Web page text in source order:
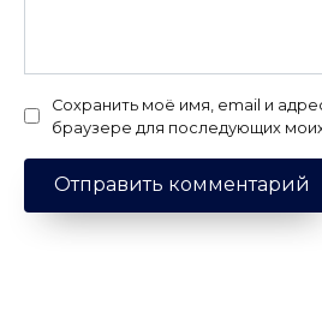
Сохранить моё имя, email и
браузере для последующих